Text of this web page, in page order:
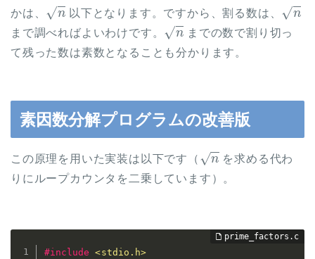
かは、
以下となります。ですから、割る数は、
まで調べればよいわけです。
までの数で割り切っ
て残った数は素数となることも分かります。
素因数分解プログラムの改善版
この原理を用いた実装は以下です（
を求める代わ
りにループカウンタを二乗しています）。
#include <stdio.h>